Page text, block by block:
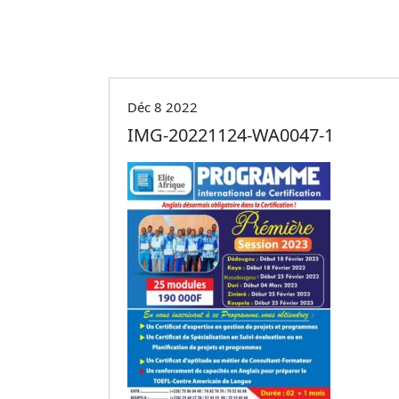
Déc 8 2022
IMG-20221124-WA0047-1